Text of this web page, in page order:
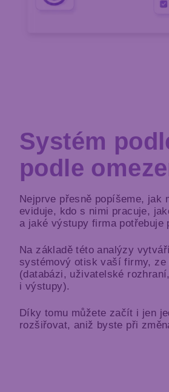
Systém
podle
Nejprve přesně popíšeme, jak
eviduje, kdo s nimi pracuje,
a jaké výstupy firma potřebuje
Na základě této analýzy
systémový otisk vaší firmy,
(databázi, uživatelské
i výstupy).
Díky tomu můžete začít i jen
rozšiřovat, aniž byste při